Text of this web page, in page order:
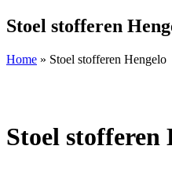
Stoel stofferen
Home » Stoel stofferen Hengelo
Stoel stofferen